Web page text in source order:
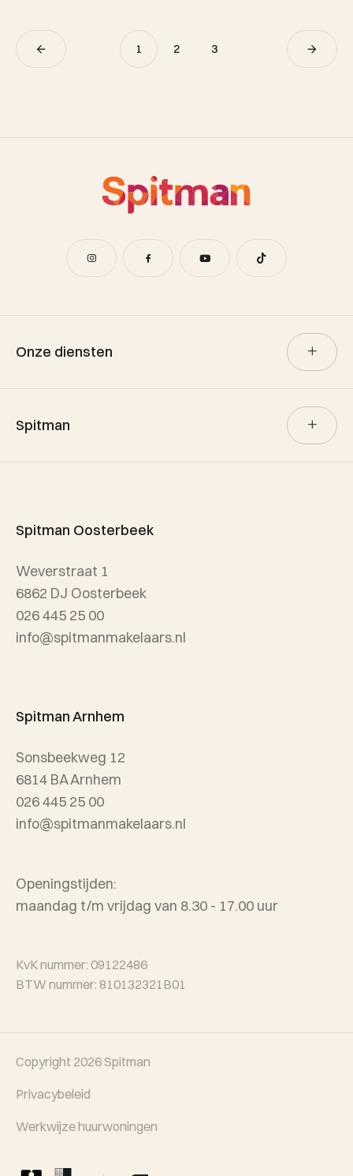
1 2 3
Onze diensten
Aankoop
Spitman
Referenties
Wijken
Spitman Oosterbeek
Weverstraat 1
6862 DJ Oosterbeek
026 445 25 00
info@spitmanmakelaars.nl
Spitman Arnhem
Sonsbeekweg 12
6814 BA Arnhem
026 445 25 00
info@spitmanmakelaars.nl
Openingstijden:
maandag t/m vrijdag van 8.30 - 17.00 uur
KvK nummer: 09122486
BTW nummer: 810132321B01
Copyright 2026Spitman
Privacybeleid
Werkwijze huurwoningen